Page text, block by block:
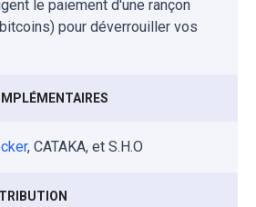
le paiement d'une rançon
pour déverrouiller vos
, CATAKA, et S.H.O